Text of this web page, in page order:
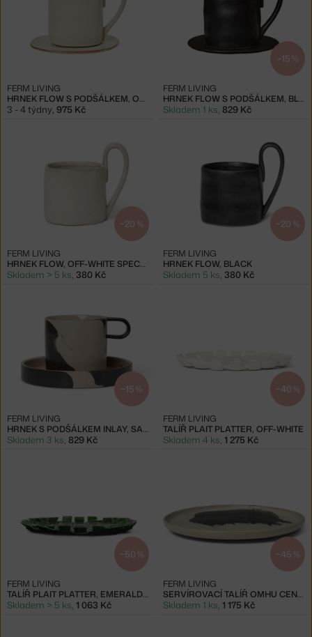
HRNEK FLOW S PODŠÁLKEM, OFF-WHITE
FERM LIVING
3 - 4 týdny, 975 Kč
−15 %
HRNEK FLOW S PODŠÁLKEM, BLACK
FERM LIVING
Skladem 1 ks, 829 Kč
−20 %
HRNEK FLOW, OFF-WHITE SPECKLE
FERM LIVING
Skladem > 5 ks, 380 Kč
−20 %
HRNEK FLOW, BLACK
FERM LIVING
Skladem 5 ks, 380 Kč
−15 %
HRNEK S PODŠÁLKEM INLAY, SAND/BROWN
FERM LIVING
Skladem 3 ks, 829 Kč
−40 %
TALÍŘ PLAIT PLATTER, OFF-WHITE
FERM LIVING
Skladem 4 ks, 1 275 Kč
−50 %
TALÍŘ PLAIT PLATTER, EMERALD GREEN
FERM LIVING
Skladem > 5 ks, 1 063 Kč
−45 %
SERVÍROVACÍ TALÍŘ OMHU CENTREPIECE, OFF-WHITE/CHARCOAL
FERM LIVING
Skladem 1 ks, 1 175 Kč